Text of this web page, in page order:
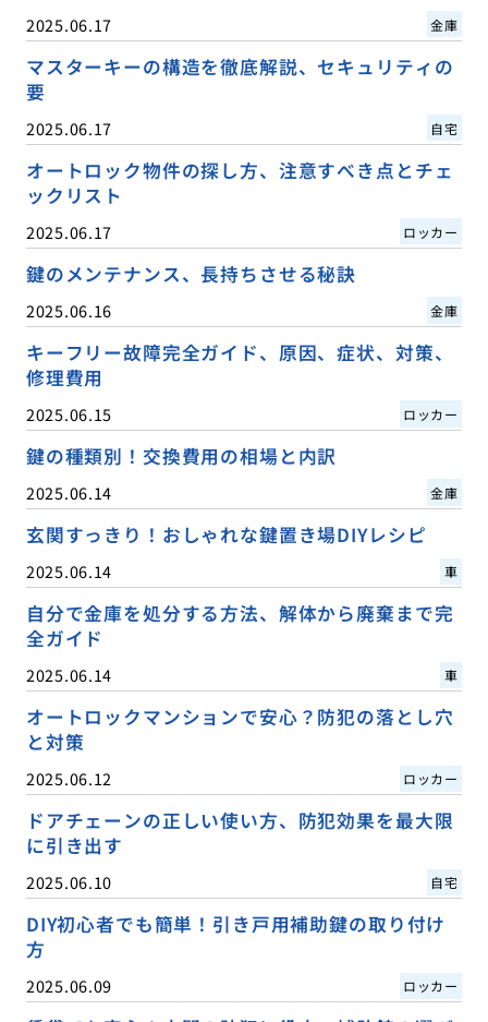
2025.06.17 金庫
マスターキーの構造を徹底解説、セキュリティの
要
2025.06.17 自宅
オートロック物件の探し方、注意すべき点とチェ
ックリスト
2025.06.17 ロッカー
鍵のメンテナンス、長持ちさせる秘訣
2025.06.16 金庫
キーフリー故障完全ガイド、原因、症状、対策、
修理費用
2025.06.15 ロッカー
鍵の種類別！交換費用の相場と内訳
2025.06.14 金庫
玄関すっきり！おしゃれな鍵置き場DIYレシピ
2025.06.14 車
自分で金庫を処分する方法、解体から廃棄まで完
全ガイド
2025.06.14 車
オートロックマンションで安心？防犯の落とし穴
と対策
2025.06.12 ロッカー
ドアチェーンの正しい使い方、防犯効果を最大限
に引き出す
2025.06.10 自宅
DIY初心者でも簡単！引き戸用補助鍵の取り付け
方
2025.06.09 ロッカー